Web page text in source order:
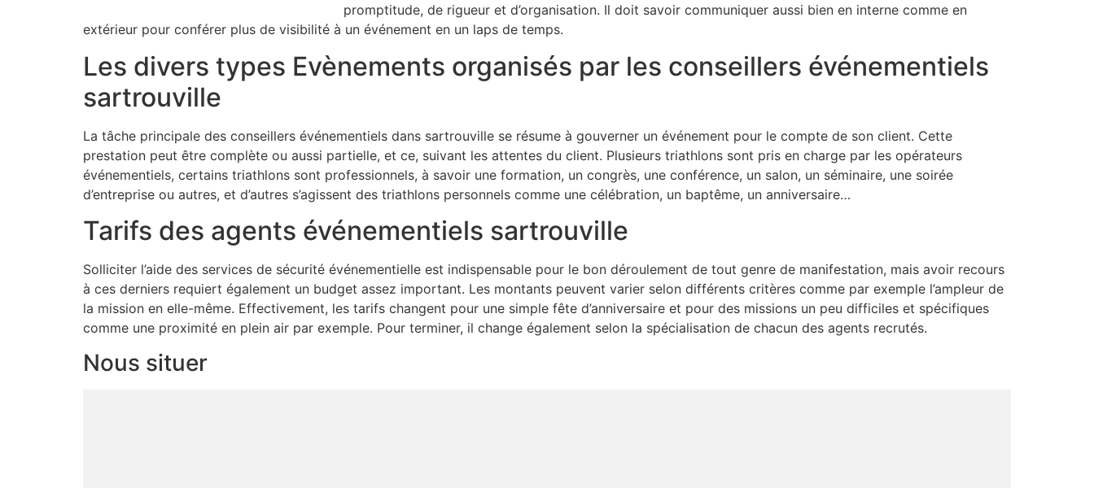
promptitude, de rigueur et d’organisation. Il doit savoir communiquer aussi bien en interne comme en
extérieur pour conférer plus de visibilité à un événement en un laps de temps.
Les divers types Evènements organisés par les conseillers événementiels
sartrouville
La tâche principale des conseillers événementiels dans sartrouville se résume à gouverner un événement pour le compte de son client. Cette
prestation peut être complète ou aussi partielle, et ce, suivant les attentes du client. Plusieurs triathlons sont pris en charge par les opérateurs
événementiels, certains triathlons sont professionnels, à savoir une formation, un congrès, une conférence, un salon, un séminaire, une soirée
d’entreprise ou autres, et d’autres s’agissent des triathlons personnels comme une célébration, un baptême, un anniversaire…
Tarifs des agents événementiels sartrouville
Solliciter l’aide des services de sécurité événementielle est indispensable pour le bon déroulement de tout genre de manifestation, mais avoir recours
à ces derniers requiert également un budget assez important. Les montants peuvent varier selon différents critères comme par exemple l’ampleur de
la mission en elle-même. Effectivement, les tarifs changent pour une simple fête d’anniversaire et pour des missions un peu difficiles et spécifiques
comme une proximité en plein air par exemple. Pour terminer, il change également selon la spécialisation de chacun des agents recrutés.
Nous situer